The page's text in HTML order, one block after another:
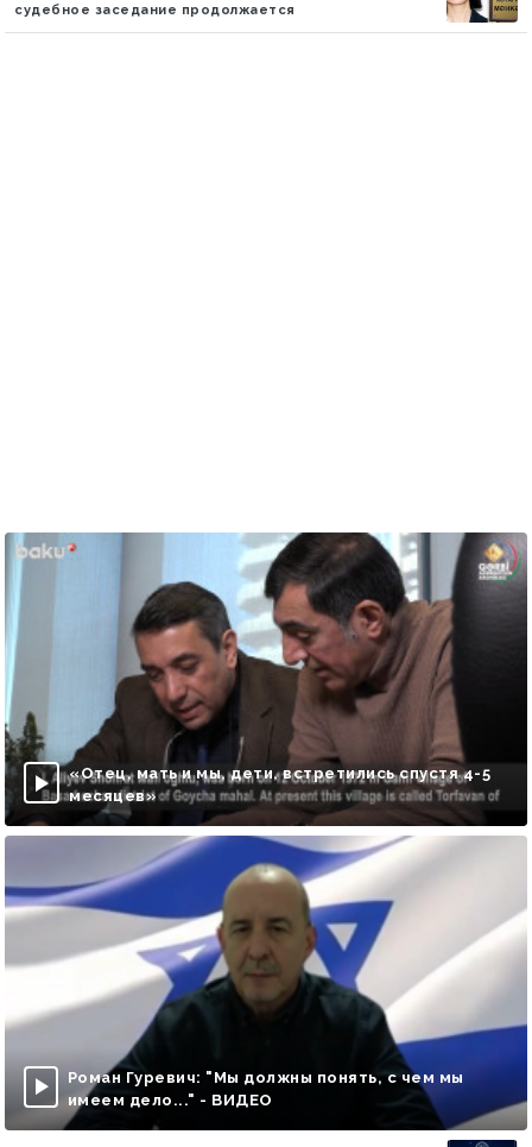
судебное заседание продолжается
«Отец, мать и мы, дети, встретились спустя 4-5
месяцев»
Роман Гуревич: "Мы должны понять, с чем мы
имеем дело..." - ВИДЕО